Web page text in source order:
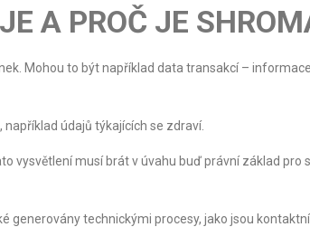
A PROČ JE
Mohou to být například data transakcí –
údajů týkajících se zdraví.
vysvětlení musí brát v úvahu buď právní základ pro
generovány technickými procesy, jako jsou